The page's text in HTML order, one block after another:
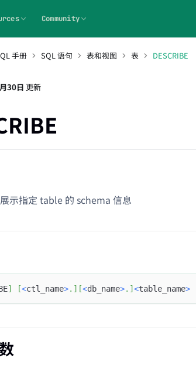
Community
手册 SQL 语句 表和视图 表 DESCRIBE
30日 更新
示指定 table 的 schema 信息
] [<ctl_name>. ] [<db_name>. ] <table_name>